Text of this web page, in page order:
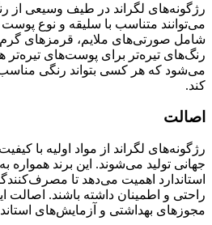
رژگونه‌های لگراند در طیف وسیعی از
می‌توانند متناسب با سلیقه و نوع پوست
شامل صورتی‌های ملایم، قرمزهای
رنگ‌های تیره‌تر برای پوست‌های تیره‌تر
می‌شود که هر کسی بتواند رنگی مناسب
کند.
اصالت
رژگونه‌های لگراند از مواد اولیه با
جهانی تولید می‌شوند. این برند همواره
استاندارد اهمیت می‌دهد تا
راحتی و اطمینان داشته باشند.
مجوزهای بهداشتی و آزمایش‌های